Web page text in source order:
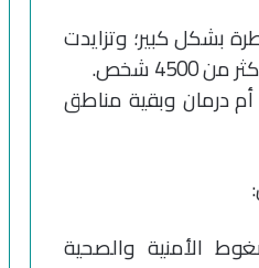
الخطرة بشكل كبير؛ وتزايدت
شخص.
درمان وبقية مناطق
الأمنية والصحية